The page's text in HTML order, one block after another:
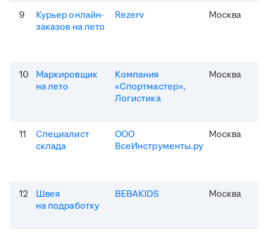
9
Курьер онлайн-
заказов на лето
Rezerv Москва
10
Маркировщик
на лето
Компания
«Спортмастер»,
Логистика
Москва
11
Специалист
склада
ООО
ВсеИнструменты.ру
Москва
12
Швея
на подработку
BEBAKIDS Москва